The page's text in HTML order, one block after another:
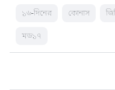
১৬-দিনের কোনাস
মড১৭